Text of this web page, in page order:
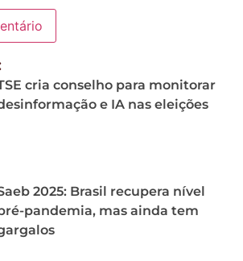
cria conselho para monitorar
e IA nas eleições
2025: Brasil recupera nível
pandemia, mas ainda tem